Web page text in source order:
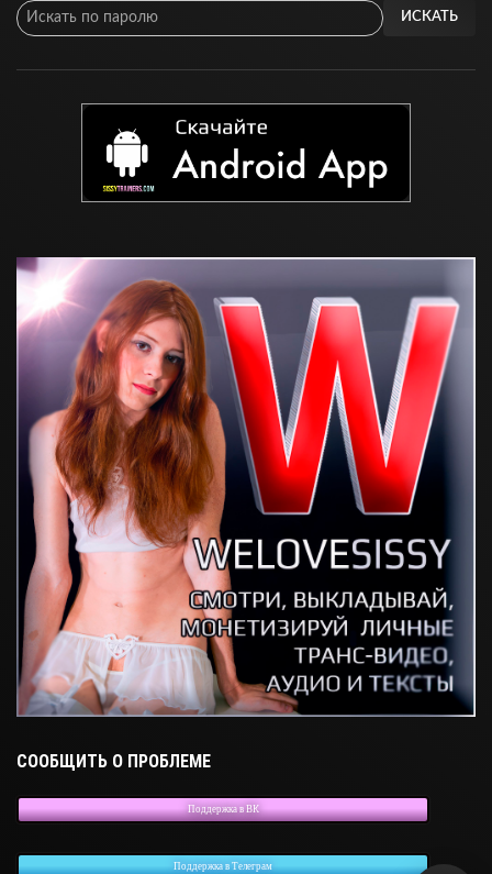
ИСКАТЬ
СООБЩИТЬ О ПРОБЛЕМЕ
Поддержка в ВК
Поддержка в Телеграм